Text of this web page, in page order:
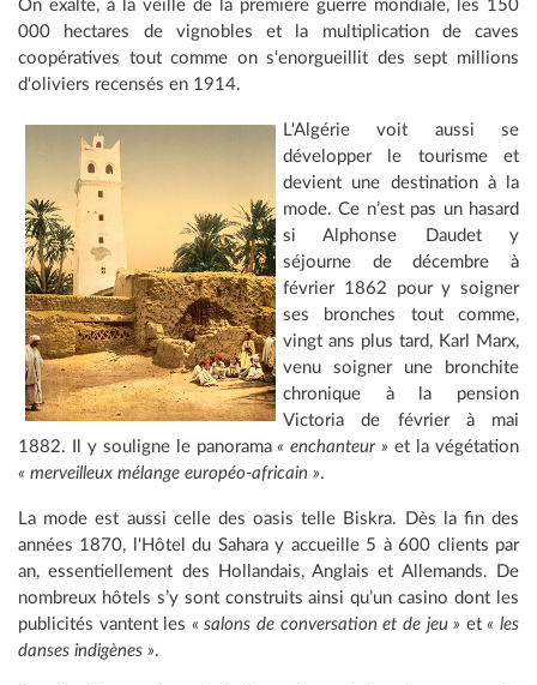
On exalte, à la veille de la première guerre mondiale, les 150
000 hectares de vignobles et la multiplication de caves
coopératives tout comme on s'enorgueillit des sept millions
d'oliviers recensés en 1914.
L'Algérie voit aussi se
développer le tourisme et
devient une destination à la
mode. Ce n’est pas un hasard
si Alphonse Daudet y
séjourne de décembre à
février 1862 pour y soigner
ses bronches tout comme,
vingt ans plus tard, Karl Marx,
venu soigner une bronchite
chronique à la pension
Victoria de février à mai
1882. Il y souligne le panorama« enchanteur » et la végétation
« merveilleux mélange européo-africain ».
La mode est aussi celle des oasis telle Biskra. Dès la fin des
années 1870, l'Hôtel du Sahara y accueille 5 à 600 clients par
an, essentiellement des Hollandais, Anglais et Allemands. De
nombreux hôtels s’y sont construits ainsi qu’un casino dont les
publicités vantent les « salons de conversation et de jeu » et« les
danses indigènes ».